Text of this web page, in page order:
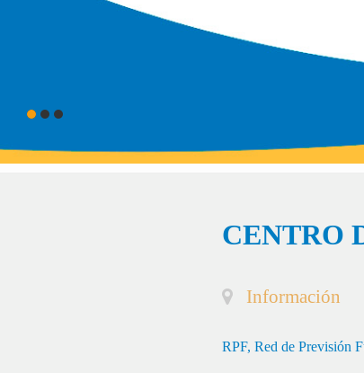
CENTRO
Información
RPF, Red de Previsión